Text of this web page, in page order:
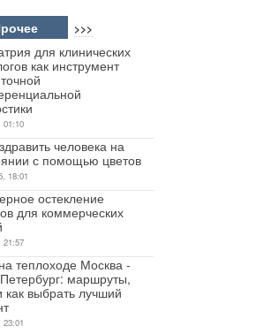
>>>
для клинических
как инструмент
01:10
человека на
с помощью цветов
18:01
остекление
для коммерческих
21:57
теплоходе Москва -
маршруты,
как выбрать лучший
23:01